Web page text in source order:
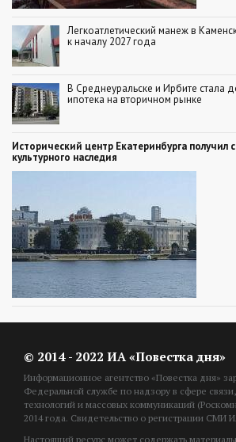
Легкоатлетический манеж в
к началу 2027 года
В Среднеуральске и Ирбите стала
ипотека на вторичном рынке
Исторический центр Екатеринбурга получил
культурного наследия
© 2014 - 2022 ИА «Повестка дня»
Информационное агентство «Повестка дня»
Федеральной службе по надзору в сфере
технологий и массовых коммуникаций
2014 года. Свидетельство о регистрации
Настоящий ресурс может содержать